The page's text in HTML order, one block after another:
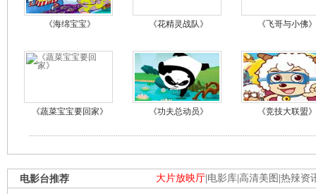
《海绵宝宝》 《花精灵战队》 《飞哥与小佛》
《蔬菜宝宝要回家》 《功夫总动员》 《竞技大联盟》
大片放映厅 电影库 高清美图 热辣资
电影台推荐